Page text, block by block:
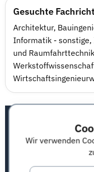
Wir verwenden
Gesuchte
Architektur,
Informatik - sonstige,
und Raumfahrttechnik
Bedeutung